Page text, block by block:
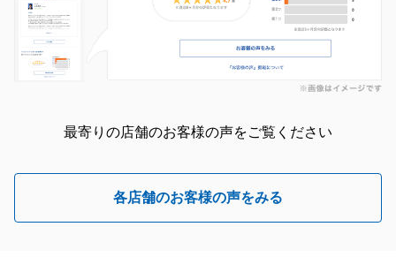
最寄りの店舗のお客様の声をご覧ください
各店舗のお客様の声をみる